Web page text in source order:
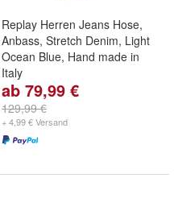
Replay Herren Jeans Hose,
Anbass, Stretch Denim, Light
Ocean Blue, Hand made in
Italy
ab 79,99 €
129,99 €
+ 4,99 € Versand